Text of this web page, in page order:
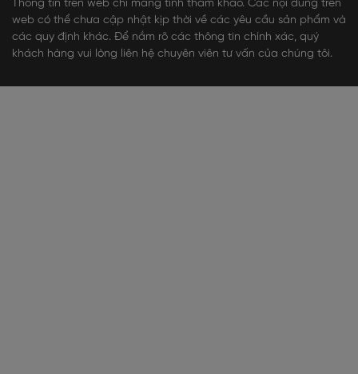
Thông tin trên web chỉ mang tính tham khảo. Các nội dung trên
web có thể chưa cập nhật kịp thời về các yêu cầu sản phẩm và
các quy định khác. Để nắm rõ các thông tin chính xác, quý
khách hàng vui lòng liên hệ chuyên viên tư vấn của chúng tôi.